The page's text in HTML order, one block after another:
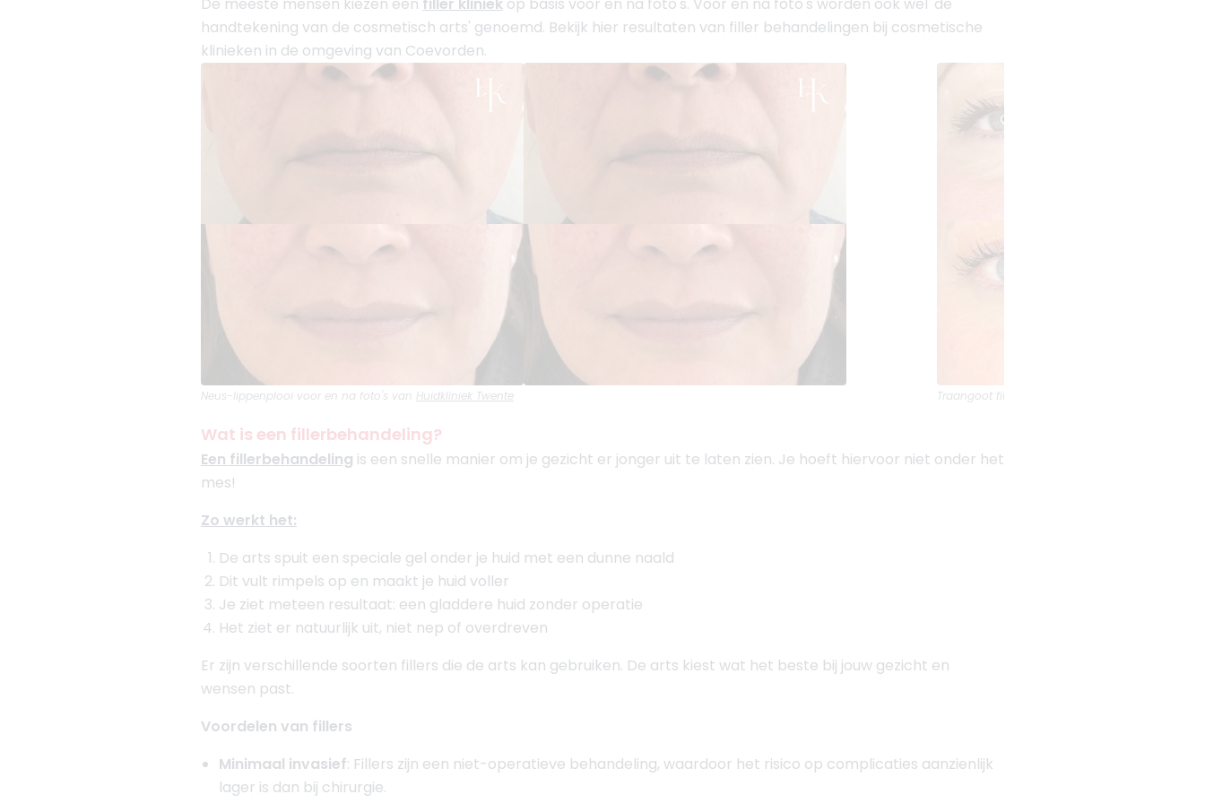
De meeste mensen kiezen een filler kliniek op basis voor en na foto's. Voor en na foto's worden ook wel 'de
handtekening van de cosmetisch arts' genoemd. Bekijk hier resultaten van filler behandelingen bij cosmetische
klinieken in de omgeving van Coevorden.
Neus-lippenplooi voor en na foto's van Huidkliniek Twente Traangoot filler
Wat is een fillerbehandeling?
Een fillerbehandeling is een snelle manier om je gezicht er jonger uit te laten zien. Je hoeft hiervoor niet onder het
mes!
Zo werkt het:
De arts spuit een speciale gel onder je huid met een dunne naald
Dit vult rimpels op en maakt je huid voller
Je ziet meteen resultaat: een gladdere huid zonder operatie
Het ziet er natuurlijk uit, niet nep of overdreven
Er zijn verschillende soorten fillers die de arts kan gebruiken. De arts kiest wat het beste bij jouw gezicht en
wensen past.
Voordelen van fillers
Minimaal invasief: Fillers zijn een niet-operatieve behandeling, waardoor het risico op complicaties aanzienlijk
lager is dan bij chirurgie.